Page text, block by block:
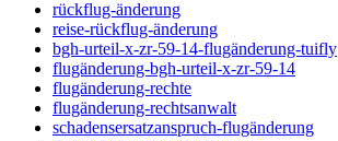
rückflug-änderung
reise-rückflug-änderung
bgh-urteil-x-zr-59-14-flugänderung-tuifly
flugänderung-bgh-urteil-x-zr-59-14
flugänderung-rechte
flugänderung-rechtsanwalt
schadensersatzanspruch-flugänderung